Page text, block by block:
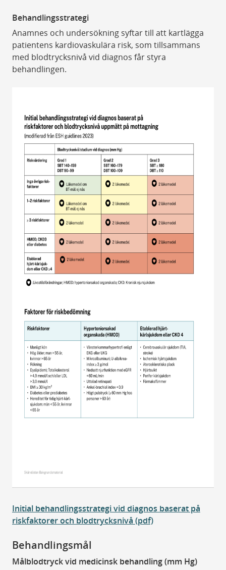
Behandlingsstrategi
Anamnes och undersökning syftar till att kartlägga
patientens kardiovaskulära risk, som tillsammans
med blodtrycksnivå vid diagnos får styra
behandlingen.
Initial behandlingsstrategi vid diagnos baserat på
riskfaktorer och blodtrycksnivå (pdf)
Behandlingsmål
Målblodtryck vid medicinsk behandling (mm Hg)